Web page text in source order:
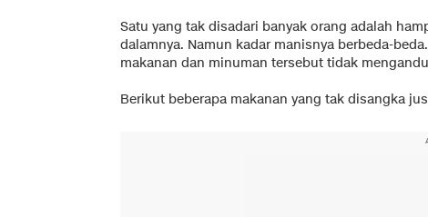
Satu yang tak disadari banyak orang adalah
dalamnya. Namun kadar manisnya berbeda-
makanan dan minuman tersebut tidak
Berikut beberapa makanan yang tak disangka